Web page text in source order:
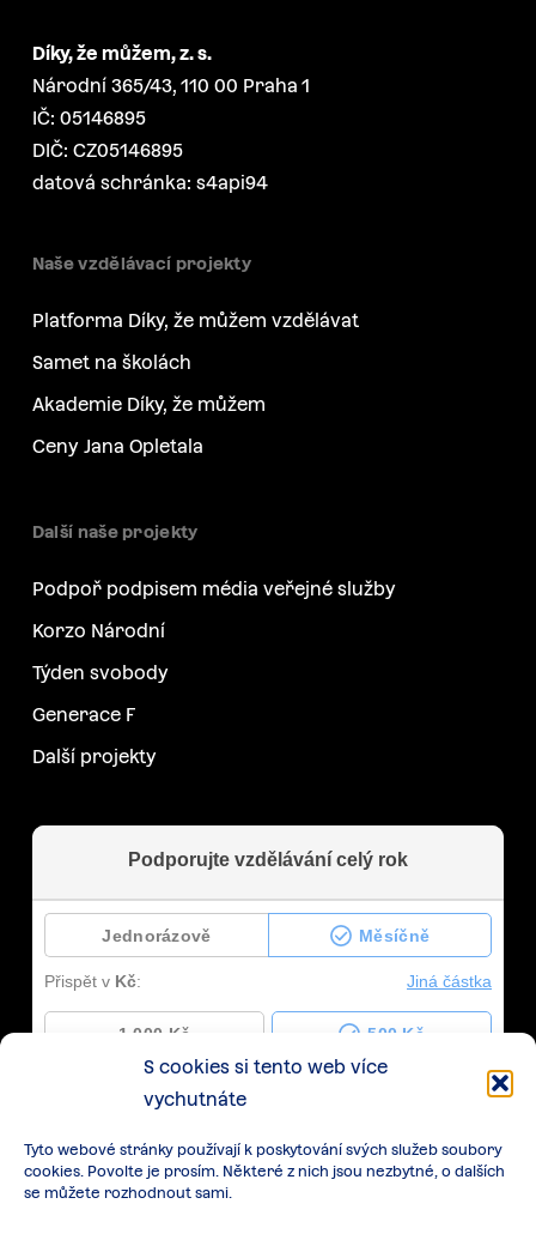
S cookies si tento web více
vychutnáte
Tyto webové stránky používají k poskytování svých služeb soubory
cookies. Povolte je prosím. Některé z nich jsou nezbytné, o dalších
se můžete rozhodnout sami.
Díky, že můžem, z. s.
Národní 365/43, 110 00 Praha 1
IČ: 05146895
DIČ: CZ05146895
datová schránka: s4api94
Naše vzdělávací projekty
Platforma Díky, že můžem vzdělávat
Samet na školách
Akademie Díky, že můžem
Ceny Jana Opletala
Další naše projekty
Podpoř podpisem média veřejné služby
Korzo Národní
Týden svobody
Generace F
Další projekty